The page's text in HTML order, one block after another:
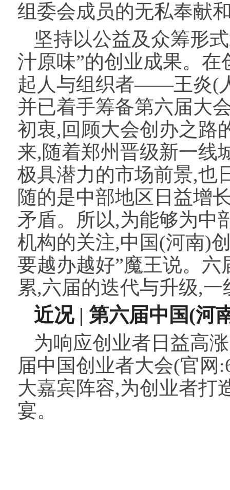
组委会成员的无私奉献
坚持以公益及众筹形
汁原味”的创业成果。
起人与组织者——王炎(
并已着手筹备第六届大
初衷,回顾大会创办之路
来,随着郑州晋级新一线
极具潜力的市场前景,也
随的是中部地区日益增
矛盾。所以,为能够为中
机构的关注,中国(河南)
要越办越好”魔王说。
累,六届的迭代与升级,
近况 | 第六届中国(河
为响应创业者日益高
届中国创业者大会(官网
大嘉宾阵容,为创业者打
宴。